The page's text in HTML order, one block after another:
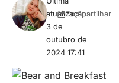
atualização:
3 de
outubro de
2024 17:41
Compartilhar